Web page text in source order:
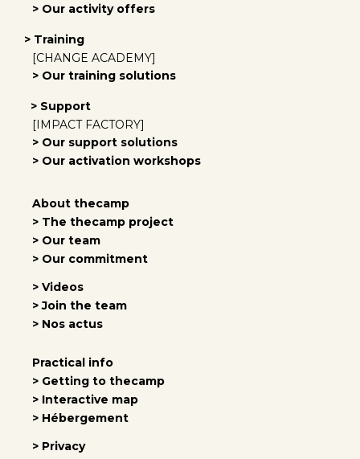
> Our activity offers
> Training
[CHANGE ACADEMY]
> Our training solutions
> Support
[IMPACT FACTORY]
> Our support solutions
> Our activation workshops
About thecamp
> The thecamp project
> Our team
> Our commitment
> Videos
> Join the team
> Nos actus
Practical info
> Getting to thecamp
> Interactive map
> Hébergement
> Privacy